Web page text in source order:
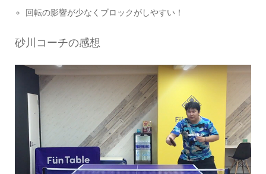
回転の影響が少なくブロックがしやすい！
砂川コーチの感想